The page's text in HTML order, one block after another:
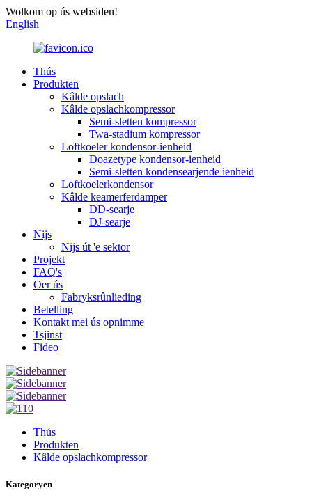
Wolkom op ús websiden!
English
Thús
Produkten
Kâlde opslach
Kâlde opslachkompressor
Semi-sletten kompressor
Twa-stadium kompressor
Loftkoeler kondensor-ienheid
Doazetype kondensor-ienheid
Semi-sletten kondensearjende ienheid
Loftkoelerkondensor
Kâlde keamerferdamper
DD-searje
DJ-searje
Nijs
Nijs út 'e sektor
Projekt
FAQ's
Oer ús
Fabryksrûnlieding
Betelling
Kontakt mei ús opnimme
Tsjinst
Fideo
Thús
Produkten
Kâlde opslachkompressor
Kategoryen